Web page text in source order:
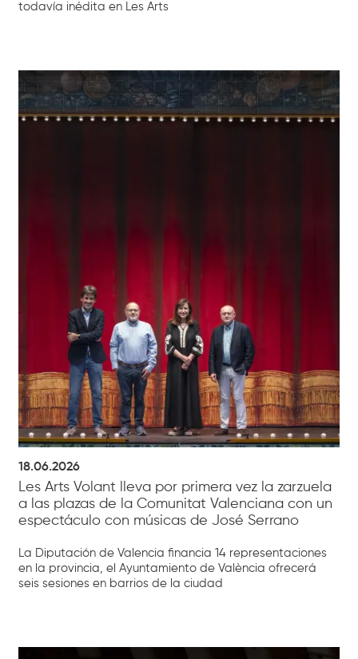
todavía inédita en Les Arts
18.06.2026
Les Arts Volant lleva por primera vez la zarzuela
a las plazas de la Comunitat Valenciana con un
espectáculo con músicas de José Serrano
La Diputación de Valencia financia 14 representaciones
en la provincia, el Ayuntamiento de València ofrecerá
seis sesiones en barrios de la ciudad